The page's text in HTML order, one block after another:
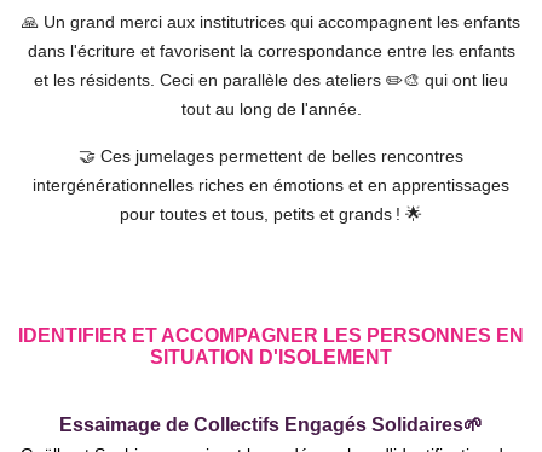
🙏 Un grand merci aux institutrices qui accompagnent les enfants
dans l'écriture et favorisent la correspondance entre les enfants
et les résidents. Ceci en parallèle des ateliers ✏️🎨 qui ont lieu
tout au long de l'année.
🤝 Ces jumelages permettent de belles rencontres
intergénérationnelles riches en émotions et en apprentissages
pour toutes et tous, petits et grands ! 🌟
IDENTIFIER ET ACCOMPAGNER LES PERSONNES EN
SITUATION D'ISOLEMENT
Essaimage de Collectifs Engagés Solidaires🌱